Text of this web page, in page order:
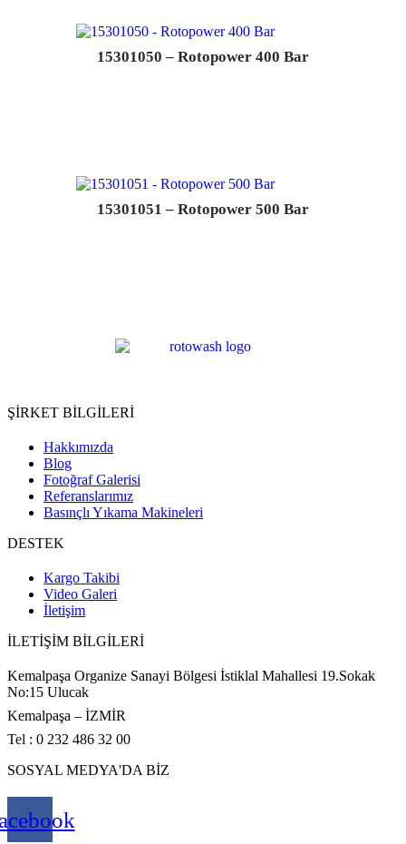
15301050 – Rotopower 400 Bar
15301051 – Rotopower 500 Bar
ŞİRKET BİLGİLERİ
Hakkımızda
Blog
Fotoğraf Galerisi
Referanslarımız
Basınçlı Yıkama Makineleri
DESTEK
Kargo Takibi
Video Galeri
İletişim
İLETİŞİM BİLGİLERİ
Kemalpaşa Organize Sanayi Bölgesi İstiklal Mahallesi 19.Sokak
No:15 Ulucak
Kemalpaşa – İZMİR
Tel : 0 232 486 32 00
SOSYAL MEDYA'DA BİZ